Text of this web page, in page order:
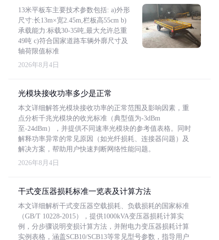
13米平板车主要技术参数包括: a)外形
尺寸:长13m×宽2.45m,栏板高55cm b)
承载能力:标载30-35吨,最大允许总重
49吨 c)符合国家道路车辆外廓尺寸及
轴荷限值标准
2026年8月4日
光模块接收功率多少是正常
本文详细解答光模块接收功率的正常范围及影响因素，重
点分析千兆光模块的收光标准（典型值为-3dBm
至-24dBm），并提供不同速率光模块的参考值表格。同时
解释功率异常的常见原因（如光纤损耗、连接器问题）及
解决方案，帮助用户快速判断网络性能问题。
2026年8月4日
干式变压器损耗标准一览表及计算方法
本文详细解析干式变压器空载损耗、负载损耗的国家标准
（GB/T 10228-2015），提供1000kVA变压器损耗计算实
例，分步骤说明变损计算方法，并附电力变压器损耗计算
实例表格，涵盖SCB10/SCB13等常见型号参数，指导用户